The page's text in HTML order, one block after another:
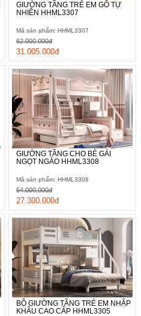
GIƯỜNG TẦNG TRẺ EM GỖ TỰ
NHIÊN HHML3307
Mã sản phẩm: HHML3307
31.005.000đ
62.000.000đ
GIƯỜNG TẦNG CHO BÉ GÁI
NGỌT NGÀO HHML3308
Mã sản phẩm: HHML3308
27.300.000đ
54.000.000đ
BỘ GIƯỜNG TẦNG TRẺ EM NHẬP
KHẨU CAO CẤP HHML3305